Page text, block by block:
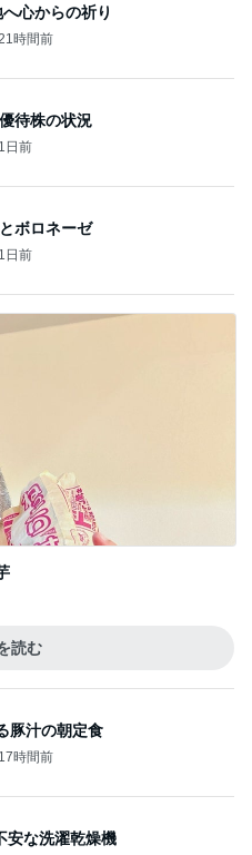
心からの祈り
時間前
待株の状況
1日前
ボロネーゼ
1日前
読む
豚汁の朝定食
17時間前
安な洗濯乾燥機